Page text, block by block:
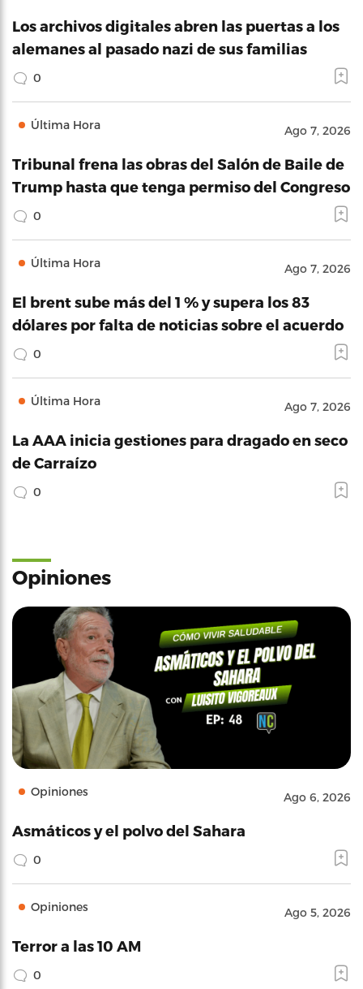
Los archivos digitales abren las puertas a los
alemanes al pasado nazi de sus familias
0
Última Hora Ago 7, 2026
Tribunal frena las obras del Salón de Baile de
Trump hasta que tenga permiso del Congreso
0
Última Hora Ago 7, 2026
El brent sube más del 1 % y supera los 83
dólares por falta de noticias sobre el acuerdo
0
Última Hora Ago 7, 2026
La AAA inicia gestiones para dragado en seco
de Carraízo
0
Opiniones
Opiniones Ago 6, 2026
Asmáticos y el polvo del Sahara
0
Opiniones Ago 5, 2026
Terror a las 10 AM
0